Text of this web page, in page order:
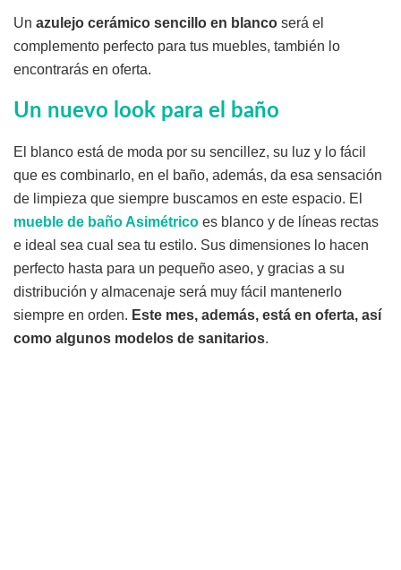
Un azulejo cerámico sencillo en blanco será el
complemento perfecto para tus muebles, también lo
encontrarás en oferta.
Un nuevo look para el baño
El blanco está de moda por su sencillez, su luz y lo fácil
que es combinarlo, en el baño, además, da esa sensación
de limpieza que siempre buscamos en este espacio. El
mueble de baño Asimétrico es blanco y de líneas rectas
e ideal sea cual sea tu estilo. Sus dimensiones lo hacen
perfecto hasta para un pequeño aseo, y gracias a su
distribución y almacenaje será muy fácil mantenerlo
siempre en orden. Este mes, además, está en oferta, así
como algunos modelos de sanitarios.